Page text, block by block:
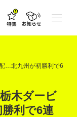
…北九州が初勝利で6
木ダービ
利で6連